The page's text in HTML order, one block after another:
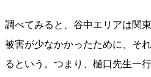
調べてみると、谷中エリアは関
被害が少なかかったために、そ
るという。つまり、樋口先生一